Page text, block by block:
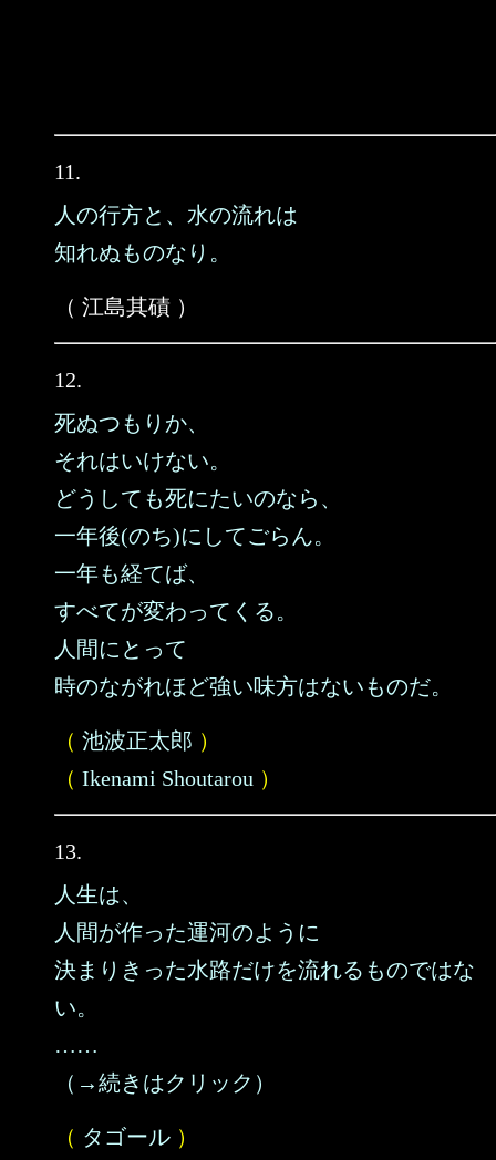
11.
人の行方と、水の流れは
知れぬものなり。
（ 江島其磧 ）
12.
死ぬつもりか、
それはいけない。
どうしても死にたいのなら、
一年後(のち)にしてごらん。
一年も経てば、
すべてが変わってくる。
人間にとって
時のながれほど強い味方はないものだ。
（ 池波正太郎 ）
（ Ikenami Shoutarou ）
13.
人生は、
人間が作った運河のように
決まりきった水路だけを流れるものではな
い。
……
（→続きはクリック）
（ タゴール ）